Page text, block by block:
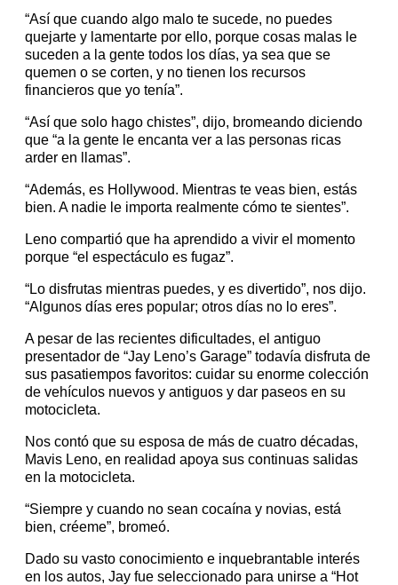
“Así que cuando algo malo te sucede, no puedes
quejarte y lamentarte por ello, porque cosas malas le
suceden a la gente todos los días, ya sea que se
quemen o se corten, y no tienen los recursos
financieros que yo tenía”.
“Así que solo hago chistes”, dijo, bromeando diciendo
que “a la gente le encanta ver a las personas ricas
arder en llamas”.
“Además, es Hollywood. Mientras te veas bien, estás
bien. A nadie le importa realmente cómo te sientes”.
Leno compartió que ha aprendido a vivir el momento
porque “el espectáculo es fugaz”.
“Lo disfrutas mientras puedes, y es divertido”, nos dijo.
“Algunos días eres popular; otros días no lo eres”.
A pesar de las recientes dificultades, el antiguo
presentador de “Jay Leno’s Garage” todavía disfruta de
sus pasatiempos favoritos: cuidar su enorme colección
de vehículos nuevos y antiguos y dar paseos en su
motocicleta.
Nos contó que su esposa de más de cuatro décadas,
Mavis Leno, en realidad apoya sus continuas salidas
en la motocicleta.
“Siempre y cuando no sean cocaína y novias, está
bien, créeme”, bromeó.
Dado su vasto conocimiento e inquebrantable interés
en los autos, Jay fue seleccionado para unirse a “Hot